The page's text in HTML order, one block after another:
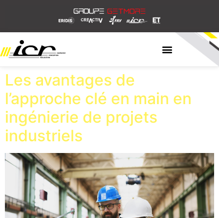
Les avantages de
l’approche clé en main en
ingénierie de projets
industriels